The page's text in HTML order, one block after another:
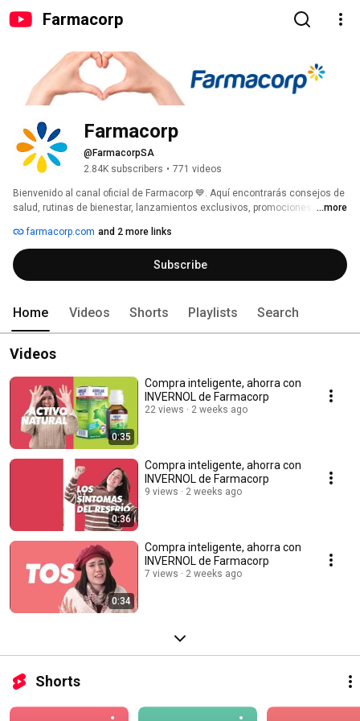
Farmacorp
Farmacorp
@FarmacorpSA
2.84K subscribers • 771 videos
Bienvenido al canal oficial de Farmacorp 💙. Aquí encontrarás consejos de
salud, rutinas de bienestar, lanzamientos exclusivos, promociones y ...more
farmacorp.com and 2 more links
Subscribe
Home Videos Shorts Playlists Search
Videos
0:35
Compra inteligente, ahorra con
INVERNOL de Farmacorp
22 views 2 weeks ago
0:36
Compra inteligente, ahorra con
INVERNOL de Farmacorp
9 views 2 weeks ago
0:34
Compra inteligente, ahorra con
INVERNOL de Farmacorp
7 views 2 weeks ago
Shorts